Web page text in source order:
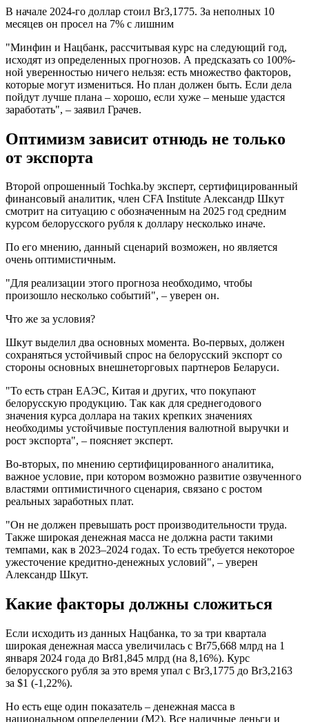
В начале 2024-го доллар стоил Br3,1775. За неполных 10
месяцев он просел на 7% с лишним
"Минфин и Нацбанк, рассчитывая курс на следующий год,
исходят из определенных прогнозов. А предсказать со 100%-
ной уверенностью ничего нельзя: есть множество факторов,
которые могут измениться. Но план должен быть. Если дела
пойдут лучше плана – хорошо, если хуже – меньше удастся
заработать", – заявил Грачев.
Оптимизм зависит отнюдь не только
от экспорта
Второй опрошенный Tochka.by эксперт, сертифицированный
финансовый аналитик, член CFA Institute Александр Шкут
смотрит на ситуацию с обозначенным на 2025 год средним
курсом белорусского рубля к доллару несколько иначе.
По его мнению, данный сценарий возможен, но является
очень оптимистичным.
"Для реализации этого прогноза необходимо, чтобы
произошло несколько событий", – уверен он.
Что же за условия?
Шкут выделил два основных момента. Во-первых, должен
сохраняться устойчивый спрос на белорусский экспорт со
стороны основных внешнеторговых партнеров Беларуси.
"То есть стран ЕАЭС, Китая и других, что покупают
белорусскую продукцию. Так как для среднегодового
значения курса доллара на таких крепких значениях
необходимы устойчивые поступления валютной выручки и
рост экспорта", – поясняет эксперт.
Во-вторых, по мнению сертифицированного аналитика,
важное условие, при котором возможно развитие озвученного
властями оптимистичного сценария, связано с ростом
реальных заработных плат.
"Он не должен превышать рост производительности труда.
Также широкая денежная масса не должна расти такими
темпами, как в 2023–2024 годах. То есть требуется некоторое
ужесточение кредитно-денежных условий", – уверен
Александр Шкут.
Какие факторы должны сложиться
Если исходить из данных Нацбанка, то за три квартала
широкая денежная масса увеличилась с Br75,668 млрд на 1
января 2024 года до Br81,845 млрд (на 8,16%). Курс
белорусского рубля за это время упал с Br3,1775 до Br3,2163
за $1 (-1,22%).
Но есть еще один показатель – денежная масса в
национальном определении (М2). Все наличные деньги и